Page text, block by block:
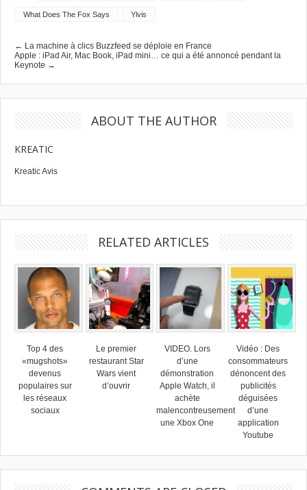
What Does The Fox Says Ylvis
← La machine à clics Buzzfeed se déploie en France
Apple : iPad Air, Mac Book, iPad mini… ce qui a été annoncé pendant la
Keynote →
ABOUT THE AUTHOR
KREATIC
Kreatic Avis
RELATED ARTICLES
Top 4 des
«mugshots»
devenus
populaires sur
les réseaux
sociaux
Le premier
restaurant Star
Wars vient
d’ouvrir
VIDEO. Lors
d’une
démonstration
Apple Watch, il
achète
malencontreusement
une Xbox One
Vidéo : Des
consommateurs
dénoncent des
publicités
déguisées
d’une
application
Youtube